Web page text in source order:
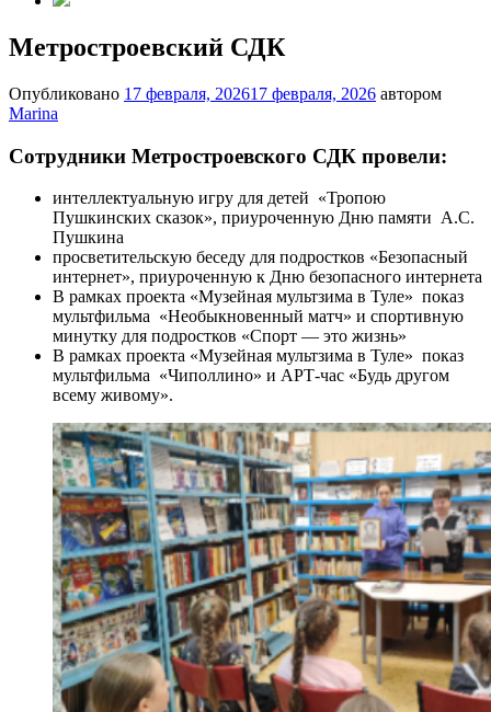
Метростроевский СДК
Опубликовано 17 февраля, 202617 февраля, 2026 автором
Marina
Сотрудники Метростроевского СДК провели:
интеллектуальную игру для детей «Тропою
Пушкинских сказок», приуроченную Дню памяти А.С.
Пушкина
просветительскую беседу для подростков «Безопасный
интернет», приуроченную к Дню безопасного интернета
В рамках проекта «Музейная мультзима в Туле» показ
мультфильма «Необыкновенный матч» и спортивную
минутку для подростков «Спорт — это жизнь»
В рамках проекта «Музейная мультзима в Туле» показ
мультфильма «Чиполлино» и АРТ-час «Будь другом
всему живому».